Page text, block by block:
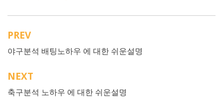
글
내
비
게
PREV
야구분석 배팅노하우 에 대한 쉬운설명
NEXT
축구분석 노하우 에 대한 쉬운설명